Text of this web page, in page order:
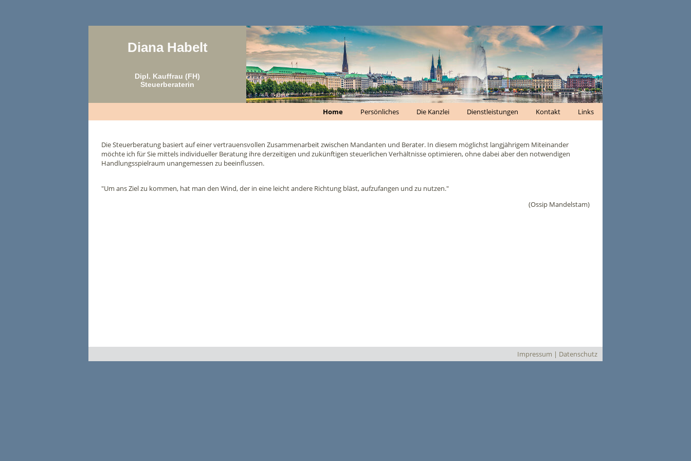
Diana Habelt
Dipl. Kauffrau (FH)
Steuerberaterin
Home Persönliches Die Kanzlei Dienstleistungen Kontakt Links
Die Steuerberatung basiert auf einer vertrauensvollen Zusammenarbeit zwischen Mandanten und Berater. In diesem möglichst langjährigem Miteinander
möchte ich für Sie mittels individueller Beratung ihre derzeitigen und zukünftigen steuerlichen Verhältnisse optimieren, ohne dabei aber den notwendigen
Handlungsspielraum unangemessen zu beeinflussen.
"Um ans Ziel zu kommen, hat man den Wind, der in eine leicht andere Richtung bläst, aufzufangen und zu nutzen."
(Ossip Mandelstam)
Impressum | Datenschutz